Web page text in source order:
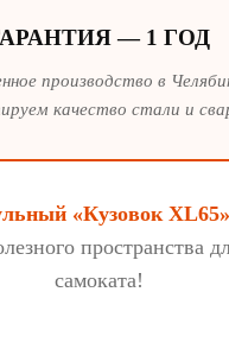
— 1 ГОД
производство в
качество стали и
«Кузовок XL65»
пространства
самоката!